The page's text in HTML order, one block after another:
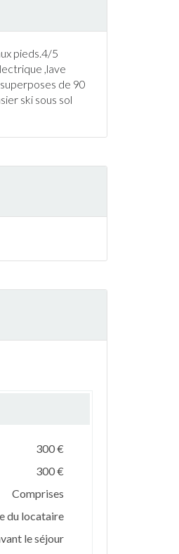
pieds.4/5
,lave
de 90
skisous sol
300 €
300 €
Comprises
du locataire
le séjour